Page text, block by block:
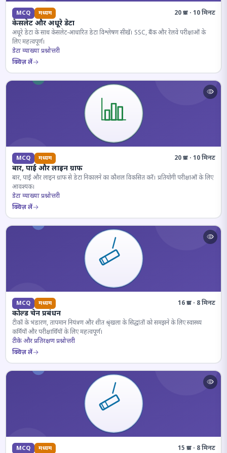
MCQ मध्यम 20 प्रश्न · 10 मिनट
केसलेट और अधूरे डेटा
अधूरे डेटा के साथ केसलेट-आधारित डेटा विश्लेषण सीखें। SSC, बैंक और रेलवे परीक्षाओं के
लिए महत्वपूर्ण।
डेटा व्याख्या प्रश्नोत्तरी
क्विज़ लें
MCQ मध्यम 20 प्रश्न · 10 मिनट
बार, पाई और लाइन ग्राफ
बार, पाई और लाइन ग्राफ से डेटा निकालने का कौशल विकसित करें। प्रतियोगी परीक्षाओं के लिए
आवश्यक।
डेटा व्याख्या प्रश्नोत्तरी
क्विज़ लें
MCQ मध्यम 16 प्रश्न · 8 मिनट
कोल्ड चेन प्रबंधन
टीकों के भंडारण, तापमान नियंत्रण और शीत श्रृंखला के सिद्धांतों को समझने के लिए स्वास्थ्य
कर्मियों और परीक्षार्थियों के लिए महत्वपूर्ण।
टीके और प्रतिरक्षण प्रश्नोत्तरी
क्विज़ लें
MCQ मध्यम 15 प्रश्न · 8 मिनट